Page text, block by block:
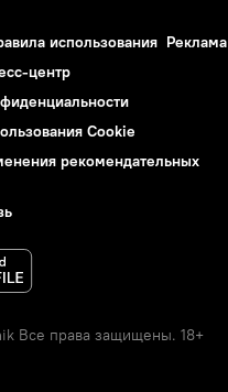
использования Реклама
центр
Cookie
рекомендательных
Все права защищены. 18+